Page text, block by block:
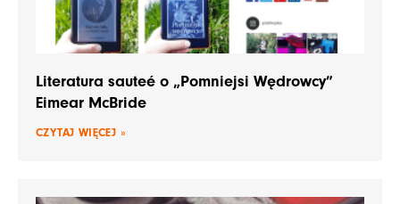
Literatura sauteé o „Pomniejsi Wędrowcy”
Eimear McBride
CZYTAJ WIĘCEJ »